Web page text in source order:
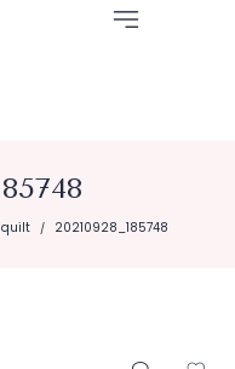
quilt / 20210928_185748